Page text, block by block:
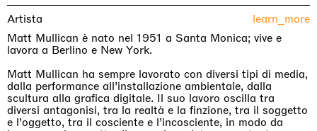
Artista learn_more
Matt Mullican è nato nel 1951 a Santa Monica; vive e
lavora a Berlino e New York.
Matt Mullican ha sempre lavorato con diversi tipi di media,
dalla performance all’installazione ambientale, dalla
scultura alla grafica digitale. Il suo lavoro oscilla tra
diversi antagonisi, tra la realtà e la finzione, tra il soggetto
e l’oggetto, tra il cosciente e l’incosciente, in modo da